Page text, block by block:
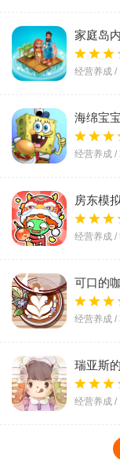
家庭岛
经营养成 /
海绵宝
经营养成 /
房东模
经营养成 /
可口的
(Good
经营养成 /
瑞亚斯
经营养成 /